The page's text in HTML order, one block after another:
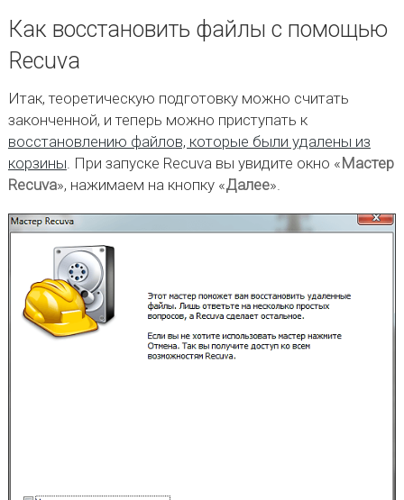
Как восстановить файлы с помощью
Recuva
Итак, теоретическую подготовку можно считать
законченной, и теперь можно приступать к
восстановлению файлов, которые были удалены из
корзины. При запуске Recuva вы увидите окно « Мастер
Recuva», нажимаем на кнопку «Далее».